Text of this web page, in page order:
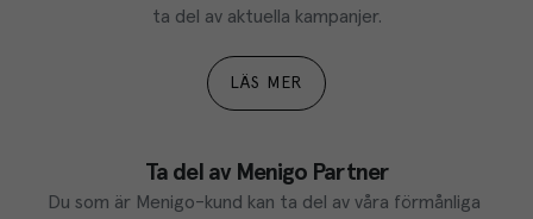
ta del av aktuella kampanjer.
LÄS MER
Ta del av Menigo Partner
Du som är Menigo-kund kan ta del av våra förmånliga